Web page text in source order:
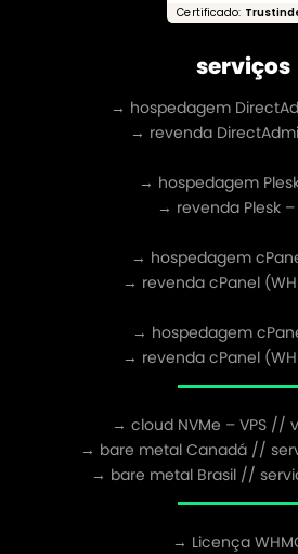
Certificado:
serviços
→ hospedagem
→ revenda
→ hospedagem
→ revenda Plesk –
→ hospedagem
→ revenda cPanel
→ hospedagem
→ revenda cPanel
→ cloud NVMe – VPS //
→ bare metal Canadá //
→ bare metal Brasil //
→ Licença